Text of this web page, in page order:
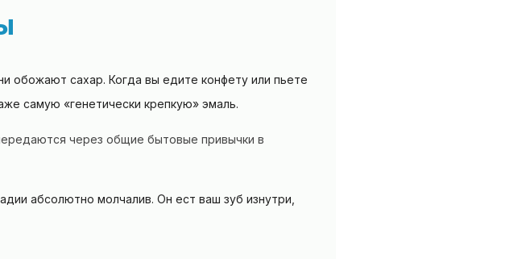
обожают сахар. Когда вы едите конфету или пьете
самую «генетически крепкую» эмаль.
через общие бытовые привычки в
абсолютно молчалив. Он ест ваш зуб изнутри,